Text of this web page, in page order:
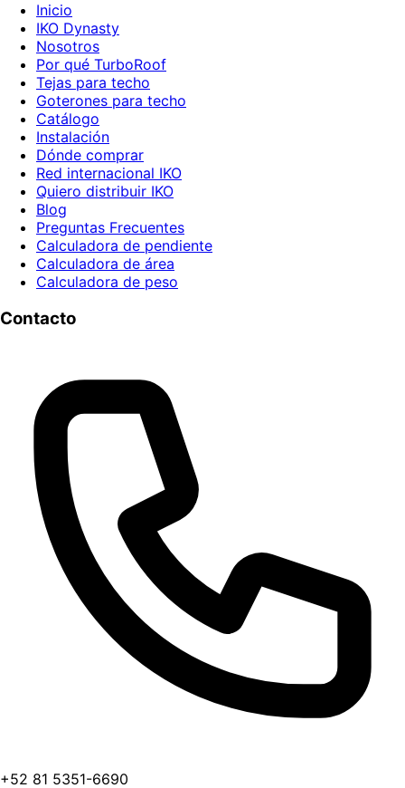
Inicio
IKO Dynasty
Nosotros
Por qué TurboRoof
Tejas para techo
Goterones para techo
Catálogo
Instalación
Dónde comprar
Red internacional IKO
Quiero distribuir IKO
Blog
Preguntas Frecuentes
Calculadora de pendiente
Calculadora de área
Calculadora de peso
Contacto
+52 81 5351-6690